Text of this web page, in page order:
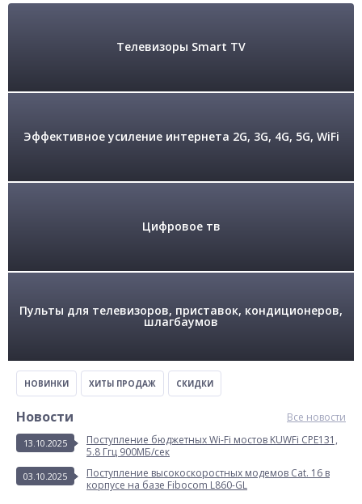
Телевизоры Smart TV
Эффективное усиление интернета 2G, 3G, 4G, 5G, WiFi
Цифровое тв
Пульты для телевизоров, приставок, кондиционеров,
шлагбаумов
Новости Все новости
13.10.2025
Поступление бюджетных Wi-Fi мостов KUWFi CPE131,
5.8 Ггц 900МБ/сек
03.10.2025
Поступление высокоскоростных модемов Cat. 16 в
корпусе на базе Fibocom L860-GL
НОВИНКИ ХИТЫ ПРОДАЖ СКИДКИ